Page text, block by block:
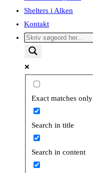
Shelters i Alken
Kontakt
Exact matches only
Search in title
Search in content